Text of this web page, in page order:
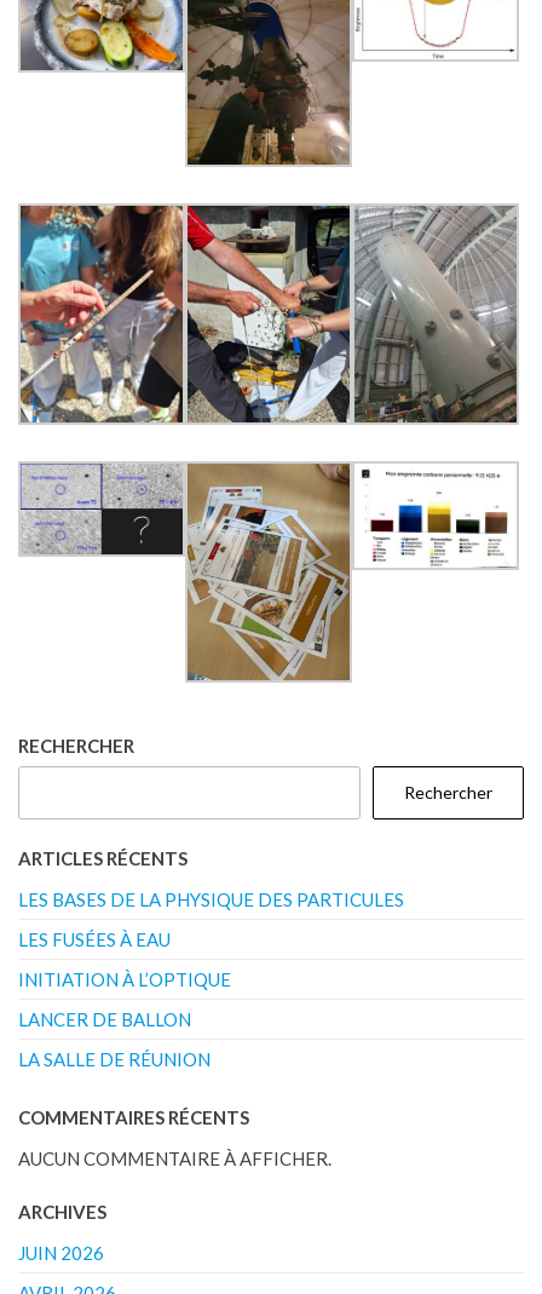
RECHERCHER
Rechercher
ARTICLES RÉCENTS
LES BASES DE LA PHYSIQUE DES PARTICULES
LES FUSÉES À EAU
INITIATION À L’OPTIQUE
LANCER DE BALLON
LA SALLE DE RÉUNION
COMMENTAIRES RÉCENTS
AUCUN COMMENTAIRE À AFFICHER.
ARCHIVES
JUIN 2026